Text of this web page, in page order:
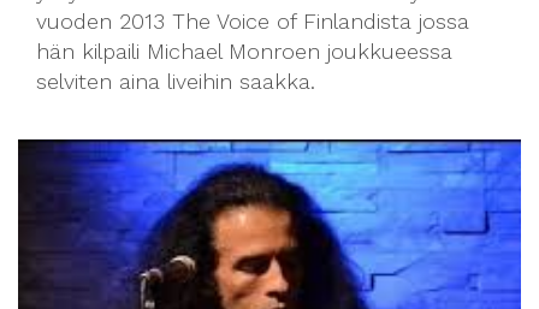
vuoden 2013 The Voice of Finlandista jossa
hän kilpaili Michael Monroen joukkueessa
selviten aina liveihin saakka.